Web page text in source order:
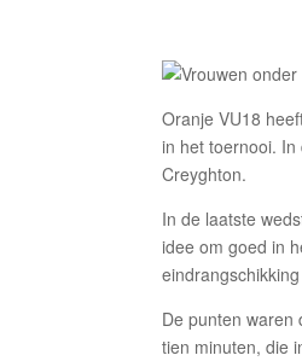
Oranje VU18
in het toernooi.
Creyghton.
In de laatste
idee om goed in
De punten waren
tien minuten, die